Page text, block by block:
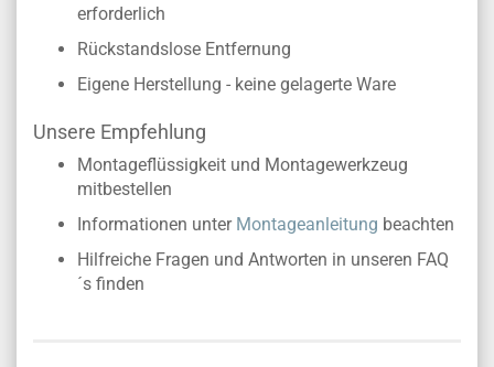
erforderlich
Rückstandslose Entfernung
Eigene Herstellung - keine gelagerte Ware
Unsere Empfehlung
Montageflüssigkeit und Montagewerkzeug
mitbestellen
Informationen unter Montageanleitung beachten
Hilfreiche Fragen und Antworten in unseren FAQ
´s finden